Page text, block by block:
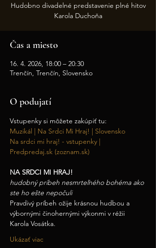
Hudobno divadelné predstavenie plné hitov
Karola Duchoňa
Čas a miesto
16. 4. 2026, 18:00 – 20:30
Trenčín, Trenčín, Slovensko
O podujatí
Vstupenky si môžete zakúpiť tu:
Muzikál | Na Srdci Mi Hraj! | Slovensko
Na srdci mi hraj! - vstupenky |
Predpredaj.sk (zoznam.sk)
NA SRDCI MI HRAJ!
hudobný príbeh nesmrteľného bohéma ako
ste ho ešte nepočuli
Pravdivý príbeh ožije krásnou hudbou a
výbornými činohernými výkonmi v réžii
Karola Vosátka.
Ukázať viac